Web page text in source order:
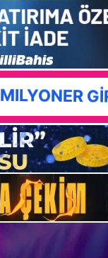
MILYONER